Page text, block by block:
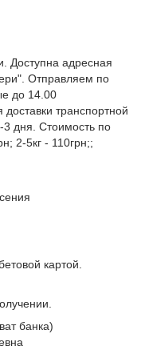
Доступна адресная
Отправляем по
до 14.00
транспортной
дня. Стоимость по
2-5кг - 110грн;;
картой.
банка)